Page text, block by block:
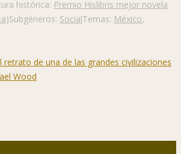
histórica: Premio Hislibris mejor novela
Subgéneros: SocialTemas: México,